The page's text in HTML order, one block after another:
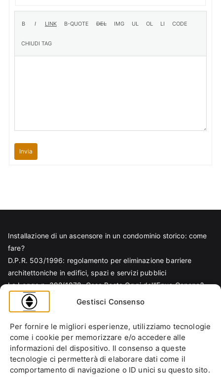
Gestisci Consenso
Per fornire le migliori esperienze, utilizziamo tecnologie
come i cookie per memorizzare e/o accedere alle
informazioni del dispositivo. Il consenso a queste
tecnologie ci permetterà di elaborare dati come il
comportamento di navigazione o ID unici su questo sito.
Invia
Installazione di un ascensore in un condominio storico: come
fare?
D.P.R. 503/1996: regolamento per eliminazione barriere
architettoniche in edifici, spazi e servizi pubblici
La Legge n. 392/1978: Cosa Resta Oggi dell’Equo Canone?
Legge Regionale n. 6/1989: Analisi Tecnica per Progettisti e
Amministratori
Norma EN 81-70 e sicurezza nella progettazione ascensore
Ascensore Condominiale
Barriere Architettoniche
Codice Civile
Condominio